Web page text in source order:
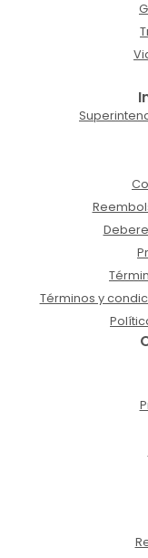
Términos y